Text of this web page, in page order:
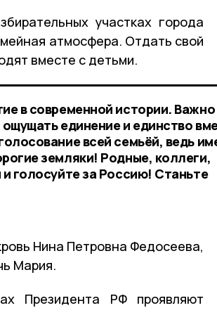
участках города
атмосфера. Отдать свой
вместе с детьми.
в современной истории. Важно
единение и единство
всей семьёй, ведь
земляки! Родные, коллеги,
голосуйте за Россию! Станьте
Нина Петровна Федосеева,
Мария.
Президента РФ проявляют